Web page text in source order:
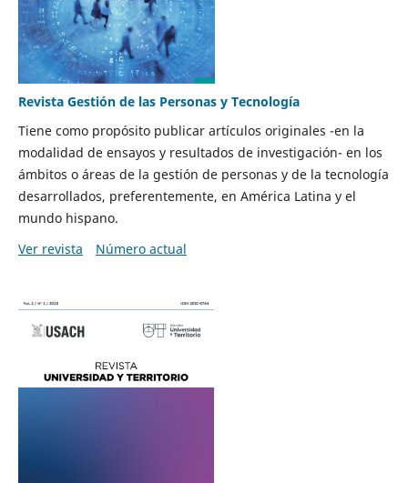
Revista Gestión de las Personas y Tecnología
Tiene como propósito publicar artículos originales -en la
modalidad de ensayos y resultados de investigación- en los
ámbitos o áreas de la gestión de personas y de la tecnología
desarrollados, preferentemente, en América Latina y el
mundo hispano.
Ver revista
Número actual